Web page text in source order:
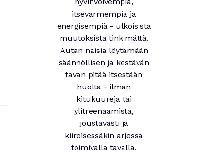
itsevarmempia ja
energisempiä - ulkoisista
muutoksista tinkimättä.
Autan naisia löytämään
säännöllisen ja kestävän
tavan pitää itsestään
huolta - ilman
kitukuureja tai
ylitreenaamista,
joustavasti ja
kiireisessäkin arjessa
toimivalla tavalla.